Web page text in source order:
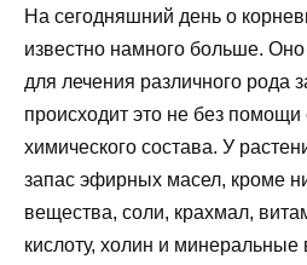
На сегодняшний день о
известно намного больше.
для лечения различного рода
происходит это не без помощи
химического состава. У
запас эфирных масел, кроме
вещества, соли, крахмал,
кислоту, холин и